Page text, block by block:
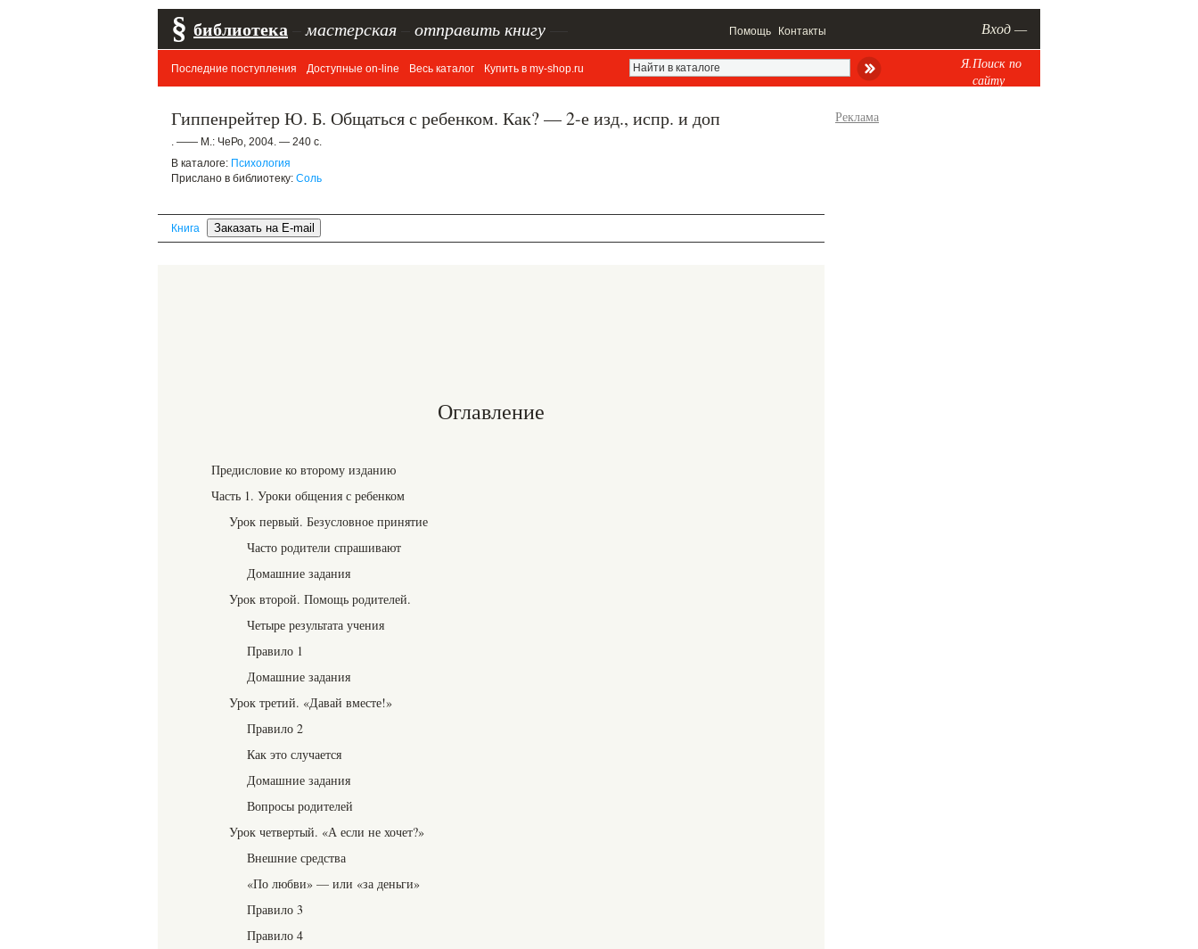
§ библиотека мастерская отправить книгу Помощь Контакты Вход —
Последние поступления Доступные on-line Весь каталог Купить в my-shop.ru
Я.Поиск по
сайту
Гиппенрейтер Ю. Б. Общаться с ребенком. Как? — 2-е изд., испр. и доп
. —— М.: ЧеРо, 2004. — 240 с.
В каталоге: Психология
Прислано в библиотеку: Соль
Книга
Оглавление
Предисловие ко второму изданию
Часть 1. Уроки общения с ребенком
Урок первый. Безусловное принятие
Часто родители спрашивают
Домашние задания
Урок второй. Помощь родителей.
Четыре результата учения
Правило 1
Домашние задания
Урок третий. «Давай вместе!»
Правило 2
Как это случается
Домашние задания
Вопросы родителей
Урок четвертый. «А если не хочет?»
Внешние средства
«По любви» — или «за деньги»
Правило 3
Правило 4
Реклама